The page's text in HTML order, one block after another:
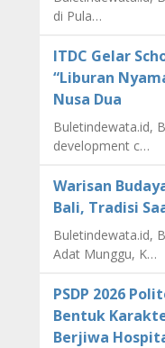
di Pula…
ITDC Gelar
“Liburan
Nusa Dua
Buletindewata.id,
development c…
Warisan
Bali, Tradisi
Buletindewata.id,
Adat Munggu, K…
PSDP 2026
Bentuk
Berjiwa